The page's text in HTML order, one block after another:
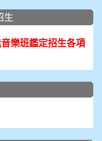
生
樂班鑑定招生各項